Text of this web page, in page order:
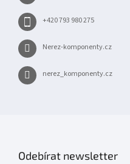
+420 793 980 275
Nerez-komponenty.cz
nerez_komponenty.cz
Odebírat newsletter